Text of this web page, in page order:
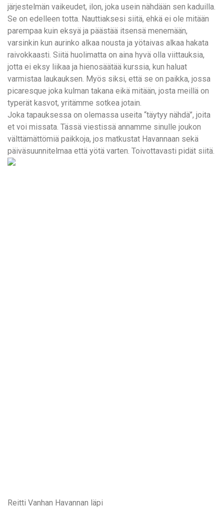
järjestelmän vaikeudet, ilon, joka usein nähdään sen kaduilla.
Se on edelleen totta. Nauttiaksesi siitä, ehkä ei ole mitään
parempaa kuin eksyä ja päästää itsensä menemään,
varsinkin kun aurinko alkaa nousta ja yötaivas alkaa hakata
raivokkaasti. Siitä huolimatta on aina hyvä olla viittauksia,
jotta ei eksy liikaa ja hienosäätää kurssia, kun haluat
varmistaa laukauksen. Myös siksi, että se on paikka, jossa
picaresque joka kulman takana eikä mitään, josta meillä on
typerät kasvot, yritämme sotkea jotain.
Joka tapauksessa on olemassa useita “täytyy nähdä”, joita
et voi missata. Tässä viestissä annamme sinulle joukon
välttämättömiä paikkoja, jos matkustat Havannaan sekä
päiväsuunnitelmaa että yötä varten. Toivottavasti pidät siitä.
Reitti Vanhan Havannan läpi